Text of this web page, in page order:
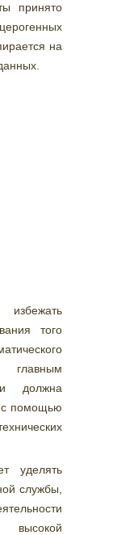
принято
на
того
должна
с помощью
уделять
службы,